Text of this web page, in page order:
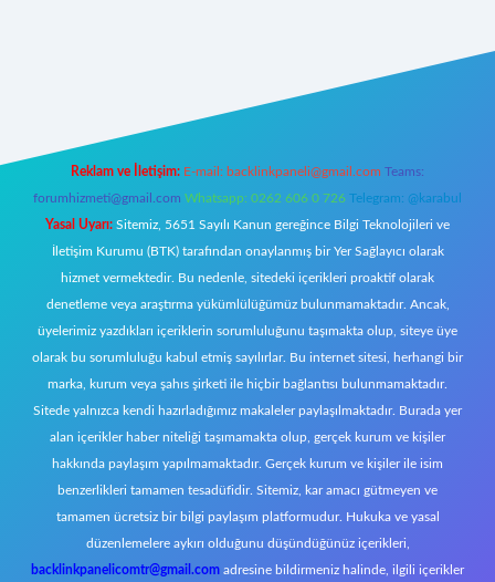
Reklam ve İletişim: E-mail: backlinkpaneli@gmail.com Teams:
forumhizmeti@gmail.com Whatsapp: 0262 606 0 726 Telegram: @karabul
Yasal Uyarı: Sitemiz, 5651 Sayılı Kanun gereğince Bilgi Teknolojileri ve
İletişim Kurumu (BTK) tarafından onaylanmış bir Yer Sağlayıcı olarak
hizmet vermektedir. Bu nedenle, sitedeki içerikleri proaktif olarak
denetleme veya araştırma yükümlülüğümüz bulunmamaktadır. Ancak,
üyelerimiz yazdıkları içeriklerin sorumluluğunu taşımakta olup, siteye üye
olarak bu sorumluluğu kabul etmiş sayılırlar. Bu internet sitesi, herhangi bir
marka, kurum veya şahıs şirketi ile hiçbir bağlantısı bulunmamaktadır.
Sitede yalnızca kendi hazırladığımız makaleler paylaşılmaktadır. Burada yer
alan içerikler haber niteliği taşımamakta olup, gerçek kurum ve kişiler
hakkında paylaşım yapılmamaktadır. Gerçek kurum ve kişiler ile isim
benzerlikleri tamamen tesadüfidir. Sitemiz, kar amacı gütmeyen ve
tamamen ücretsiz bir bilgi paylaşım platformudur. Hukuka ve yasal
düzenlemelere aykırı olduğunu düşündüğünüz içerikleri,
backlinkpanelicomtr@gmail.com adresine bildirmeniz halinde, ilgili içerikler